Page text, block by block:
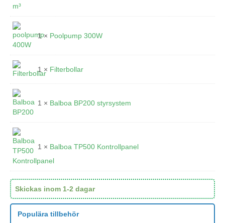
1 × Poolpump 300W
1 × Filterbollar
1 × Balboa BP200 styrsystem
1 × Balboa TP500 Kontrollpanel
Skickas inom 1-2 dagar
Populära tillbehör